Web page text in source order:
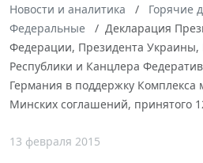
Новости и аналитика
Горячие
Федеральные
Декларация
Федерации, Президента Украины,
Республики и Канцлера
Германия в поддержку
Минских соглашений, принятого
13 февраля 2015